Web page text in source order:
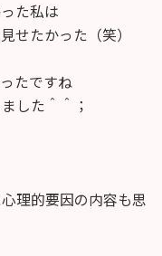
た私は
せたかった（笑）
たですね
した＾＾；
理的要因の内容も思